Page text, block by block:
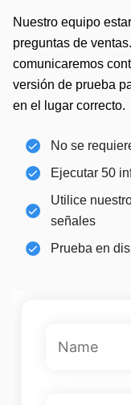
Nuestro equipo
preguntas de
comunicaremos
versión de prueba
en el lugar correcto.
No se
Ejecutar 50
Utilice
señales
Prueba en